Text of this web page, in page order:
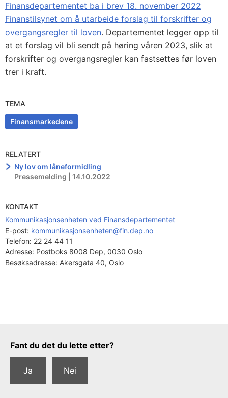
Finansdepartementet ba i brev 18. november 2022
Finanstilsynet om å utarbeide forslag til forskrifter og
overgangsregler til loven. Departementet legger opp til
at et forslag vil bli sendt på høring våren 2023, slik at
forskrifter og overgangsregler kan fastsettes før loven
trer i kraft.
TEMA
Finansmarkedene
RELATERT
Ny lov om låneformidling
Pressemelding | 14.10.2022
KONTAKT
Kommunikasjonsenheten ved Finansdepartementet
E-post: kommunikasjonsenheten@fin.dep.no
Telefon: 22 24 44 11
Adresse: Postboks 8008 Dep, 0030 Oslo
Besøksadresse: Akersgata 40, Oslo
Tilbakemeldingsskjema
Fant du det du lette etter?
Ja Nei